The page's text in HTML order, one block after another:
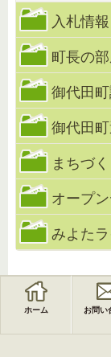
入札情報
町長の
御代田
御代田
まちづ
オープ
みよた
ホーム お問い